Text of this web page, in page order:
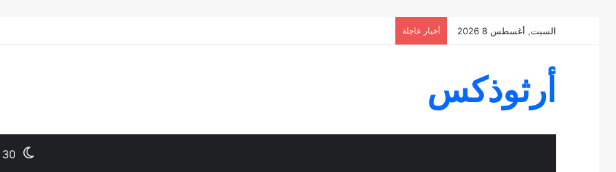
السبت, أغسطس 8 2026 أخبار عاجلة
أرثوذكس
30